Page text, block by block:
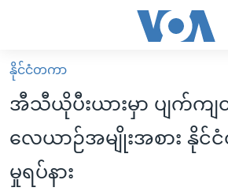
လွယ်ကူ
စေ
များ
မူလစာမျက်နှာ
မြန်မာ
ကမ္ဘာ့သတင်းများ
နိုင်ငံတကာ
ဗွီဒီယို
နိုင်ငံတကာ
အီသီယိုပီးယားမှာ ပျက်ကျ
လေယာဉ်အမျိုးအစား နိုင်
မှုရပ်နား